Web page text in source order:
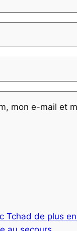
mon e-mail et
Tchad de plus